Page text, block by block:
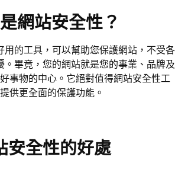
網站安全性？
用的工具，可以幫助您保護網站，不受各
。畢竟，您的網站就是您的事業、品牌及
事物的中心。它絕對值得網站安全性工
供更全面的保護功能。
安全性的好處